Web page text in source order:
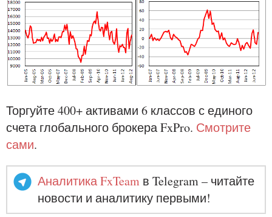
Торгуйте 400+ активами 6 классов с единого
счета глобального брокера FxPro. Смотрите
сами.
Аналитика FxTeam в Telegram – читайте
новости и аналитику первыми!